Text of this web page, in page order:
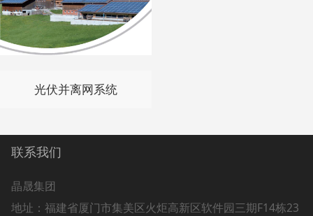
光伏并离网系统
联系我们
晶晟集团
地址： 福建省厦门市集美区火炬高新区软件园三期F14栋23